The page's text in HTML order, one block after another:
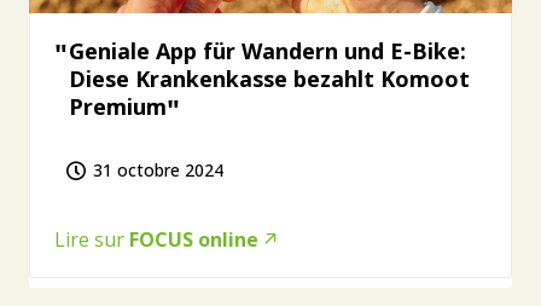
Geniale App für Wandern und E-Bike:
Diese Krankenkasse bezahlt Komoot
Premium
31 octobre 2024
Lire sur FOCUS online